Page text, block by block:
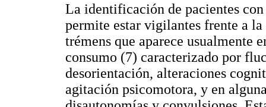
La identificación de pacientes
permite estar vigilantes frente a
trémens que aparece usualmente
consumo (7) caracterizado por
desorientación, alteraciones
agitación psicomotora, y en